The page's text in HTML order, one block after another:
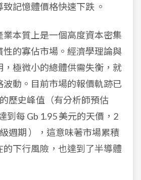
記憶體價格快速下跌 。
業本質上是一個高度資本密集
性的寡佔市場。經濟學理論與
，極微小的總體供需失衡，就
波動。目前市場的報價軌跡已
歷史峰值（有分析師預估
到每 Gb 1.95 美元的天價，2
週期 ），這意味著市場累積
的下行風險，也達到了半導體